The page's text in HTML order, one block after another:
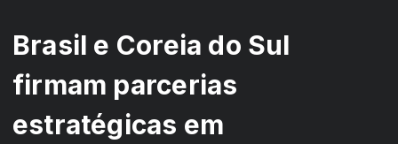
Brasil e Coreia do Sul
firmam parcerias
estratégicas em